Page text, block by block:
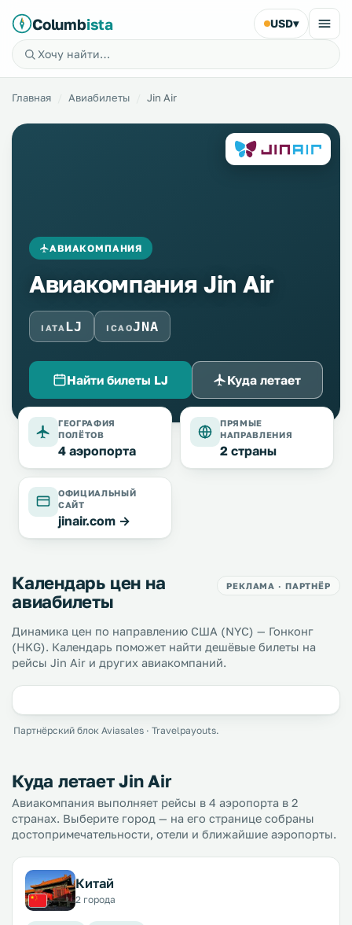
Columbista USD▾
Главная Авиабилеты Jin Air
АВИАКОМПАНИЯ
Авиакомпания Jin Air
IATA LJ ICAOJNA
Найти билеты LJ Куда летает
ГЕОГРАФИЯ
ПОЛЁТОВ
4 аэропорта
ПРЯМЫЕ
НАПРАВЛЕНИЯ
2 страны
ОФИЦИАЛЬНЫЙ
САЙТ
jinair.com →
Календарь цен на
авиабилеты
РЕКЛАМА · ПАРТНЁР
Динамика цен по направлению США (NYC) — Гонконг
(HKG). Календарь поможет найти дешёвые билеты на
рейсы Jin Air и других авиакомпаний.
Партнёрский блок Aviasales · Travelpayouts.
Куда летает Jin Air
Авиакомпания выполняет рейсы в 4 аэропорта в 2
странах. Выберите город — на его странице собраны
достопримечательности, отели и ближайшие аэропорты.
Китай
2 города